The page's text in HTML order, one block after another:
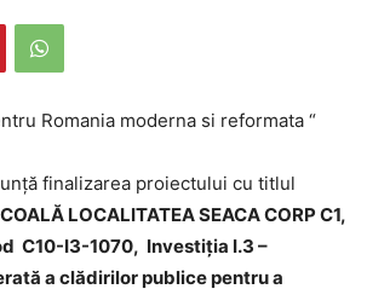
Romania moderna si reformata “
finalizarea proiectului cu titlul
LOCALITATEA SEACA CORP C1,
C10-I3-1070, Investiția I.3 –
a clădirilor publice pentru a